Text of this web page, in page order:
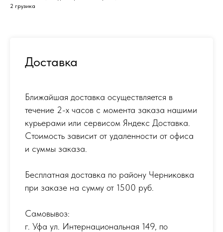
2 грузика
Доставка
Ближайшая доставка осуществляется в
течение 2-х часов с момента заказа нашими
курьерами или сервисом Яндекс Доставка.
Стоимость зависит от удаленности от офиса
и суммы заказа.
Бесплатная доставка по району Черниковка
при заказе на сумму от 1500 руб.
Самовывоз:
г. Уфа ул. Интернациональная 149, по